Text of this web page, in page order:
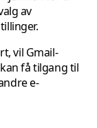
av
vil Gmail-
få tilgang til
e-